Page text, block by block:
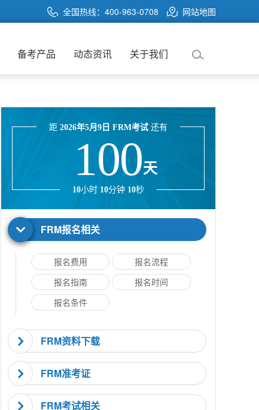
全国热线：400-963-0708 网站地图
备考产品 动态资讯 关于我们
距 2026年5月9日 FRM考试 还有
100天
10小时 10分钟 10秒
FRM报名相关
报名费用
报名流程
报名指南
报名时间
报名条件
FRM资料下载
FRM准考证
FRM考试相关